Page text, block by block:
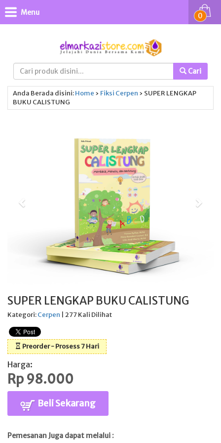
Cari
0
Menu
Anda Berada disini:Home › Fiksi Cerpen › SUPER LENGKAP
BUKU CALISTUNG
SUPER LENGKAP BUKU CALISTUNG
Kategori:Cerpen | 277 Kali Dilihat
Preorder - Prosess 7 Hari
Harga:
Rp 98.000
Beli Sekarang
Pemesanan Juga dapat melalui :